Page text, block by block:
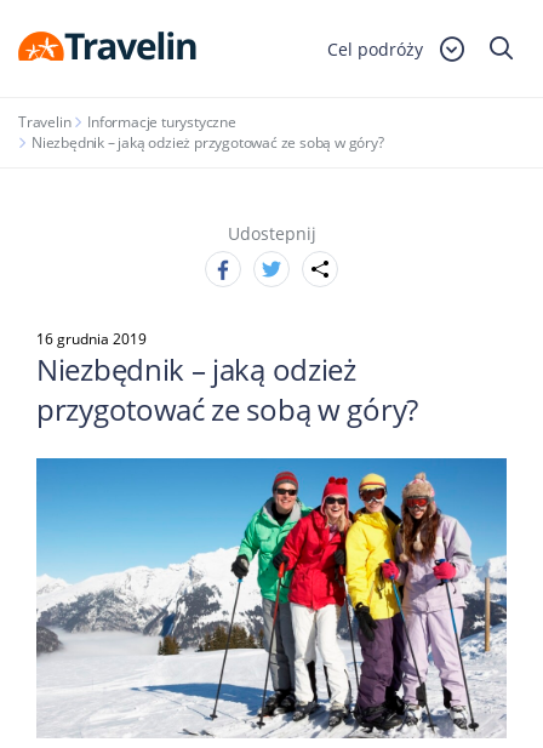
Cel podróży
Travelin
Informacje turystyczne
Niezbędnik – jaką odzież przygotować ze sobą w góry?
Udostepnij
16 grudnia 2019
Niezbędnik – jaką odzież
przygotować ze sobą w góry?